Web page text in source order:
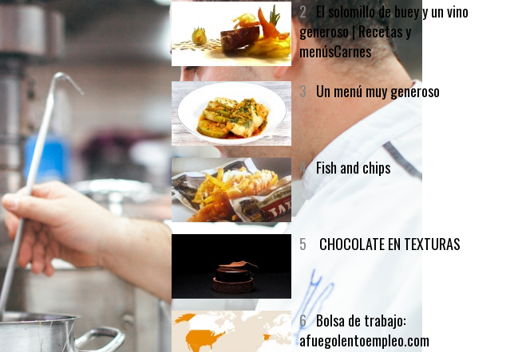
2 El solomillo de buey y un vino
generoso | Recetas y
menúsCarnes
3 Un menú muy generoso
4Fish and chips
5 CHOCOLATE EN TEXTURAS
6Bolsa de trabajo:
afuegolentoempleo.com